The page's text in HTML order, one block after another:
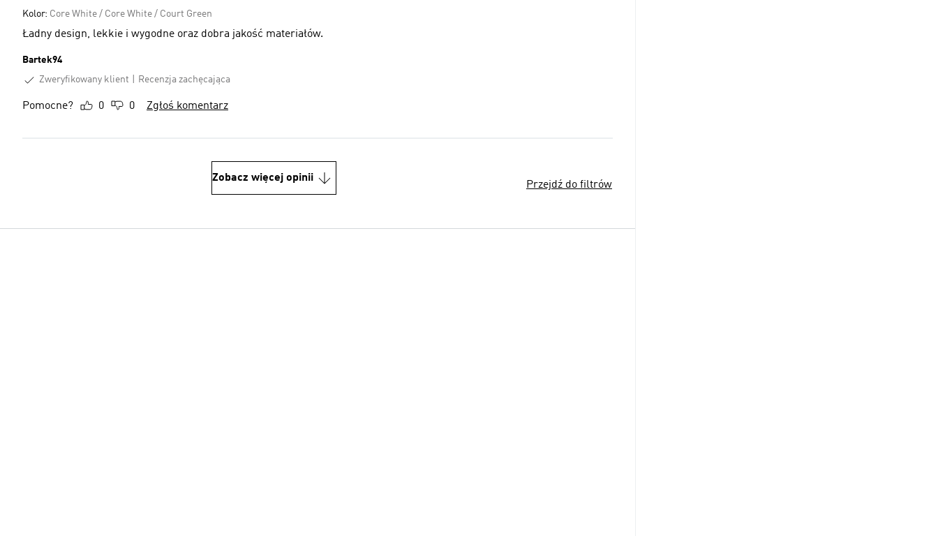
Kolor: Core White / Core White / Court Green
Ładny design, lekkie i wygodne oraz dobra jakość materiałów.
Bartek94
Zweryfikowany klient
Recenzja zachęcająca
Pomocne? 0 0 Zgłoś komentarz
Zobacz więcej opinii
Przejdź do filtrów